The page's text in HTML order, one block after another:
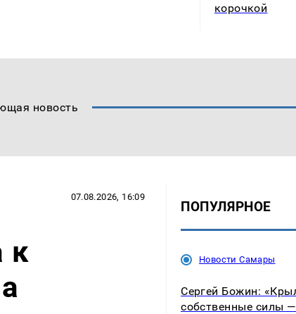
корочкой
новость
07.08.2026, 16:09
к
ПОПУЛЯРНОЕ
Новости Самары
Сергей Божин:
собственные силы